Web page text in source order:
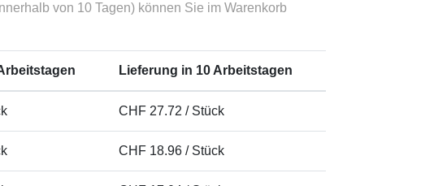
von 10 Tagen) können Sie im Warenkorb
Lieferung in 10 Arbeitstagen
CHF 27.72 / Stück
CHF 18.96 / Stück